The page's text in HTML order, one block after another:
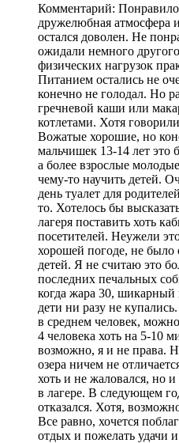
Комментарий:
дружелюбная атмосфера
остался доволен. Не
ожидали немного
физических нагрузок
Питанием остались не
конечно не голодал. Но
гречневой каши или
котлетами. Хотя
Вожатые хорошие, но
мальчишек 13-14 лет это
а более взрослые
чему-то научить детей.
день туалет для родителей
то. Хотелось бы
лагеря поставить хоть
посетителей. Неужели
хорошей погоде, не было
детей. Я не считаю это
последних печальных
когда жара 30, шикарный
дети ни разу не
в среднем человек,
4 человека хоть на 5-10
возможно, я и не права.
озера ничем не
хоть и не жаловался, но
в лагере. В следующем
отказался. Хотя,
Все равно, хочется
отдых и пожелать удачи